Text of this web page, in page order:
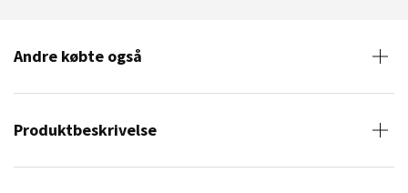
Andre købte også
Produktbeskrivelse